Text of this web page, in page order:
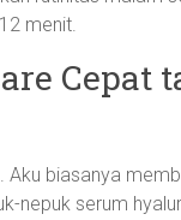
menit.
Cepat
biasanya
nepuk serum